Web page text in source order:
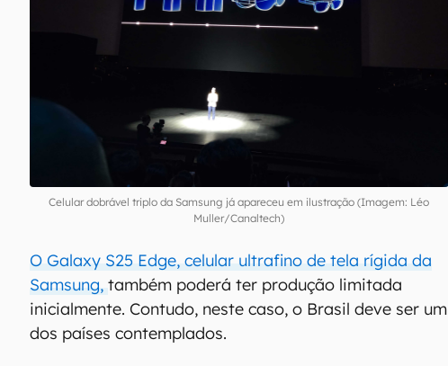
Celular dobrável triplo da Samsung já apareceu em ilustração (Imagem: Léo
Muller/Canaltech)
O Galaxy S25 Edge, celular ultrafino de tela rígida da
Samsung,também poderá ter produção limitada
inicialmente. Contudo, neste caso, o Brasil deve ser um
dos países contemplados.